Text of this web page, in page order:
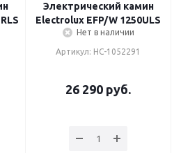
Электрический камин
Electrolux EFP/W 1250ULS
Нет в наличии
Артикул: НС-1052291
26 290 руб.